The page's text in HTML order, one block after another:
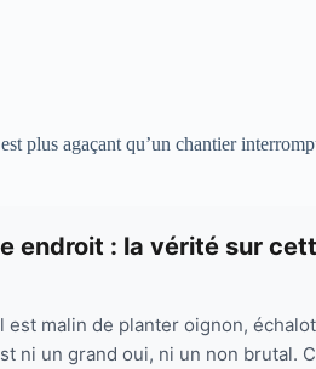
plus agaçant qu’un chantier
endroit : la vérité sur
est malin de planter oignon,
ni un grand oui, ni un non brutal.